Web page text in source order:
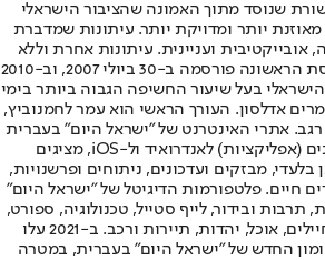
שנוסד מתוך האמונה שהציבור הישראלי
מאוזנת יותר ומדויקת יותר. עיתונות שמדברת
אובייקטיבית ועניינית. עיתונות אחרת וללא
תשלום. המהדורה המודפסת הראשונה פורסמה ב-30 ביולי 2007, וב-2010
בעל שיעור החשיפה הגבוה ביותר בימי
אדלסון. העורך הראשי הוא עמר לחמנוביץ,
אתרי האינטרנט של "ישראל היום" בעברית
ובאנגלית, כמו כן היישומונים (אפליקציות) לאנדרואיד ול-iOS, מציגים
מבזקים ועדכונים, ניתוחים ופרשנויות,
חיים. פלטפורמות הדיגיטל של "ישראל היום"
תרבות ובידור, לייף סטייל, טכנולוגיה, ספורט,
כלכלה וצרכנות, בריאות, חיילים, אוכל, יהדות, תיירות ורכב. ב-2021 עלו
החדש של "ישראל היום" בעברית, במטרה